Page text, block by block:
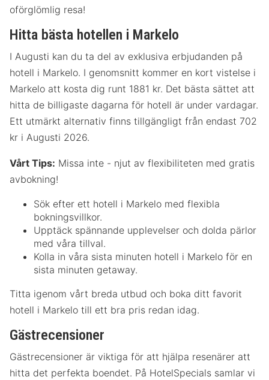
oförglömlig resa!
Hitta bästa hotellen i Markelo
I Augusti kan du ta del av exklusiva erbjudanden på
hotell i Markelo. I genomsnitt kommer en kort vistelse i
Markelo att kosta dig runt 1881 kr. Det bästa sättet att
hitta de billigaste dagarna för hotell är under vardagar.
Ett utmärkt alternativ finns tillgängligt från endast 702
kr i Augusti 2026.
Vårt Tips: Missa inte - njut av flexibiliteten med gratis
avbokning!
Sök efter ett hotell i Markelo med flexibla
bokningsvillkor.
Upptäck spännande upplevelser och dolda pärlor
med våra tillval.
Kolla in våra sista minuten hotell i Markelo för en
sista minuten getaway.
Titta igenom vårt breda utbud och boka ditt favorit
hotell i Markelo till ett bra pris redan idag.
Gästrecensioner
Gästrecensioner är viktiga för att hjälpa resenärer att
hitta det perfekta boendet. På HotelSpecials samlar vi